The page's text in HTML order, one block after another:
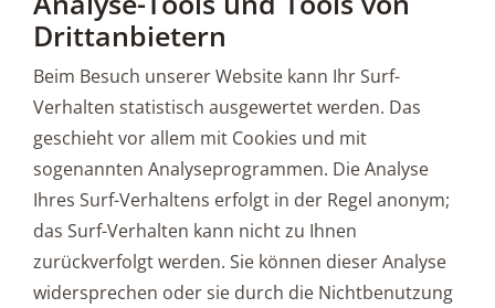
Drittanbietern
Beim Besuch unserer Website kann Ihr Surf-
Verhalten statistisch ausgewertet werden. Das
geschieht vor allem mit Cookies und mit
sogenannten Analyseprogrammen. Die Analyse
Ihres Surf-Verhaltens erfolgt in der Regel anonym;
das Surf-Verhalten kann nicht zu Ihnen
zurückverfolgt werden. Sie können dieser Analyse
widersprechen oder sie durch die Nichtbenutzung